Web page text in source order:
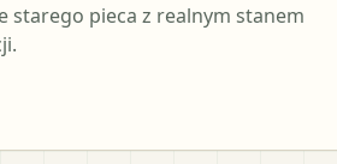
starego pieca z realnym stanem